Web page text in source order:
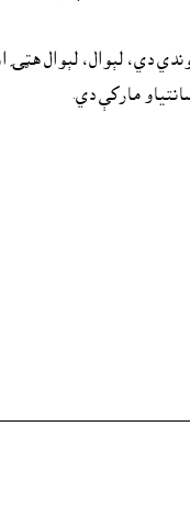
سره خوندي دي، لېوال،
مارکې دي.